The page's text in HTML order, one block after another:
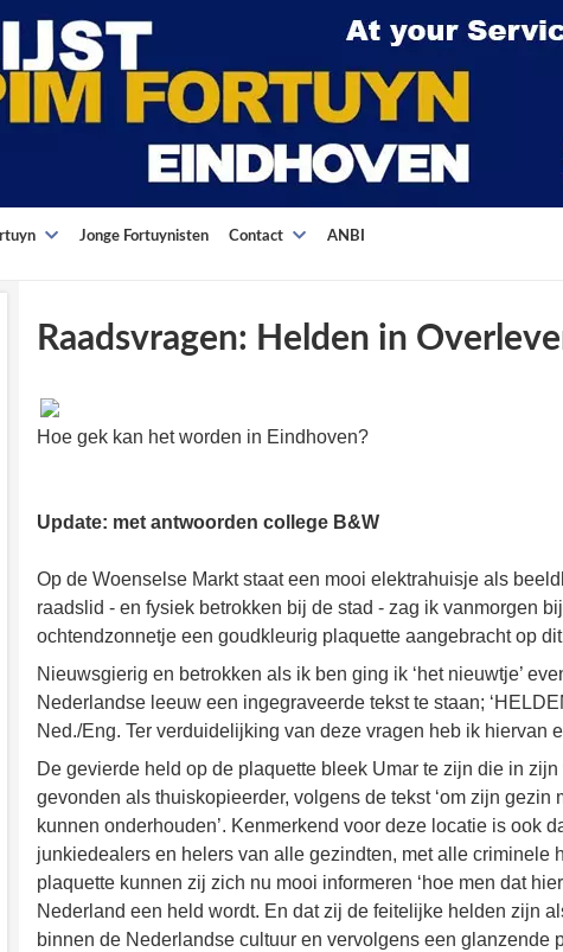
Jonge Fortuynisten Contact ANBI
Raadsvragen: Helden in
Hoe gek kan het worden in Eindhoven?
Update: met antwoorden college B&W
Op de Woenselse Markt staat een mooi elektrahuisje als
raadslid - en fysiek betrokken bij de stad - zag ik vanmorgen
ochtendzonnetje een goudkleurig plaquette aangebracht op
Nieuwsgierig en betrokken als ik ben ging ik ‘het nieuwtje’
Nederlandse leeuw een ingegraveerde tekst te staan;
Ned./Eng. Ter verduidelijking van deze vragen heb ik hiervan
De gevierde held op de plaquette bleek Umar te zijn die in
gevonden als thuiskopieerder, volgens de tekst ‘om zijn
kunnen onderhouden’. Kenmerkend voor deze locatie is ook
junkiedealers en helers van alle gezindten, met alle criminele
plaquette kunnen zij zich nu mooi informeren ‘hoe men dat
Nederland een held wordt. En dat zij de feitelijke helden zijn
binnen de Nederlandse cultuur en vervolgens een glanzende